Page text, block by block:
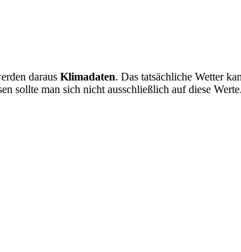
daraus Klimadaten. Das tatsächliche Wetter
sollte man sich nicht ausschließlich auf diese Werte.